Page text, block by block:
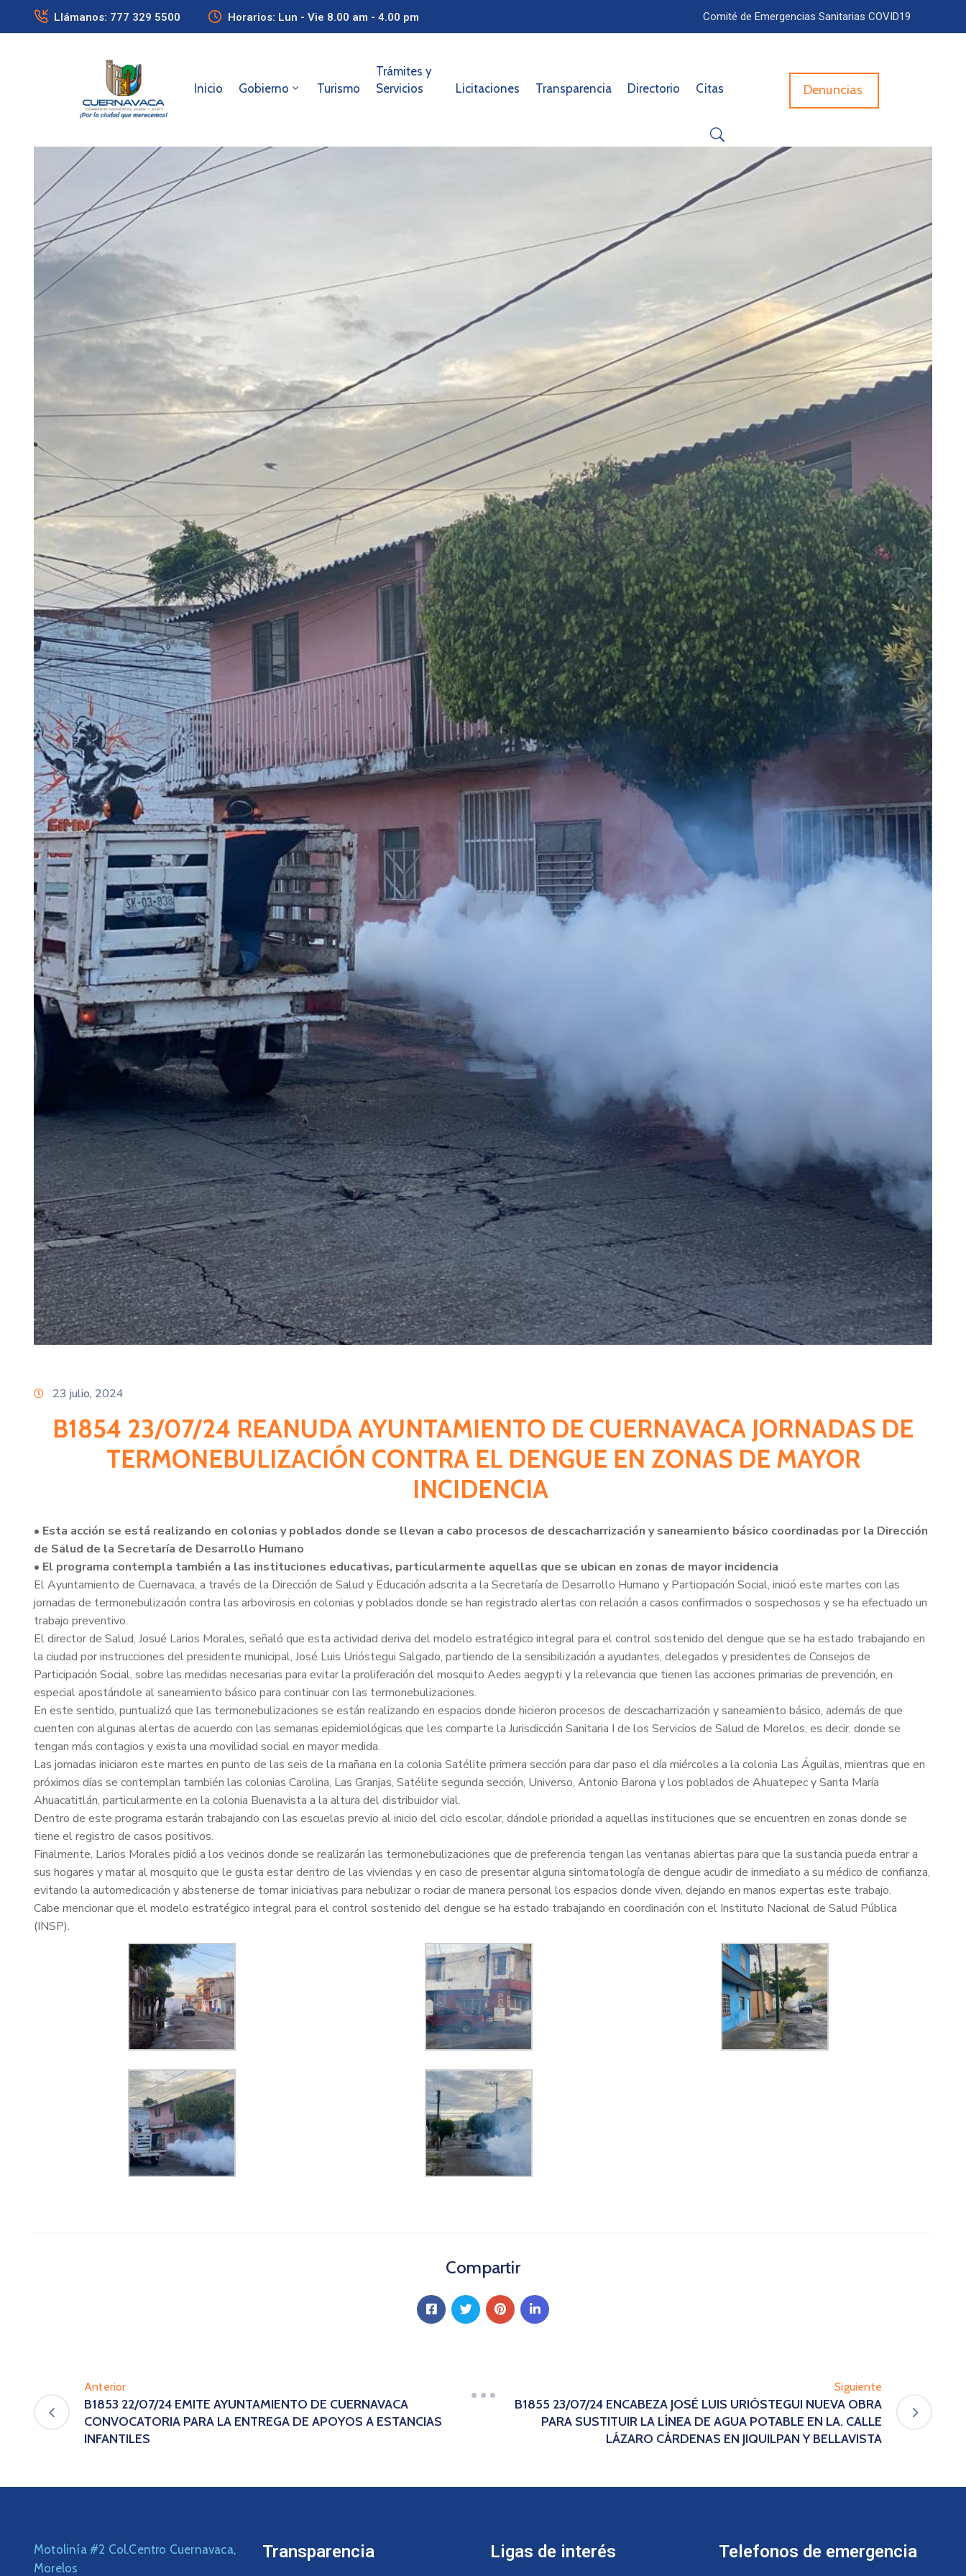
Llámanos: 777 329 5500 Horarios: Lun - Vie 8.00 am - 4.00 pm Comité de Emergencias Sanitarias COVID19
Inicio Gobierno Turismo
Trámites y
Servicios
Licitaciones Transparencia Directorio Citas Denuncias
23 julio, 2024
B1854 23/07/24 REANUDA AYUNTAMIENTO DE CUERNAVACA JORNADAS DE
TERMONEBULIZACIÓN CONTRA EL DENGUE EN ZONAS DE MAYOR
INCIDENCIA
• Esta acción se está realizando en colonias y poblados donde se llevan a cabo procesos de descacharrización y saneamiento básico coordinadas por la Dirección
de Salud de la Secretaría de Desarrollo Humano
• El programa contempla también a las instituciones educativas, particularmente aquellas que se ubican en zonas de mayor incidencia
El Ayuntamiento de Cuernavaca, a través de la Dirección de Salud y Educación adscrita a la Secretaría de Desarrollo Humano y Participación Social, inició este martes con las
jornadas de termonebulización contra las arbovirosis en colonias y poblados donde se han registrado alertas con relación a casos confirmados o sospechosos y se ha efectuado un
trabajo preventivo.
El director de Salud, Josué Larios Morales, señaló que esta actividad deriva del modelo estratégico integral para el control sostenido del dengue que se ha estado trabajando en
la ciudad por instrucciones del presidente municipal, José Luis Urióstegui Salgado, partiendo de la sensibilización a ayudantes, delegados y presidentes de Consejos de
Participación Social, sobre las medidas necesarias para evitar la proliferación del mosquito Aedes aegypti y la relevancia que tienen las acciones primarias de prevención, en
especial apostándole al saneamiento básico para continuar con las termonebulizaciones.
En este sentido, puntualizó que las termonebulizaciones se están realizando en espacios donde hicieron procesos de descacharrización y saneamiento básico, además de que
cuenten con algunas alertas de acuerdo con las semanas epidemiológicas que les comparte la Jurisdicción Sanitaria I de los Servicios de Salud de Morelos, es decir, donde se
tengan más contagios y exista una movilidad social en mayor medida.
Las jornadas iniciaron este martes en punto de las seis de la mañana en la colonia Satélite primera sección para dar paso el día miércoles a la colonia Las Águilas, mientras que en
próximos días se contemplan también las colonias Carolina, Las Granjas, Satélite segunda sección, Universo, Antonio Barona y los poblados de Ahuatepec y Santa María
Ahuacatitlán, particularmente en la colonia Buenavista a la altura del distribuidor vial.
Dentro de este programa estarán trabajando con las escuelas previo al inicio del ciclo escolar, dándole prioridad a aquellas instituciones que se encuentren en zonas donde se
tiene el registro de casos positivos.
Finalmente, Larios Morales pidió a los vecinos donde se realizarán las termonebulizaciones que de preferencia tengan las ventanas abiertas para que la sustancia pueda entrar a
sus hogares y matar al mosquito que le gusta estar dentro de las viviendas y en caso de presentar alguna sintomatología de dengue acudir de inmediato a su médico de confianza,
evitando la automedicación y abstenerse de tomar iniciativas para nebulizar o rociar de manera personal los espacios donde viven, dejando en manos expertas este trabajo.
Cabe mencionar que el modelo estratégico integral para el control sostenido del dengue se ha estado trabajando en coordinación con el Instituto Nacional de Salud Pública
(INSP).
Compartir
Anterior
B1853 22/07/24 EMITE AYUNTAMIENTO DE CUERNAVACA
CONVOCATORIA PARA LA ENTREGA DE APOYOS A ESTANCIAS
INFANTILES
Siguiente
B1855 23/07/24 ENCABEZA JOSÉ LUIS URIÓSTEGUI NUEVA OBRA
PARA SUSTITUIR LA LÍNEA DE AGUA POTABLE EN LA. CALLE
LÁZARO CÁRDENAS EN JIQUILPAN Y BELLAVISTA
Motolinía #2 Col.Centro Cuernavaca,
Morelos
Transparencia Ligas de interés Telefonos de emergencia